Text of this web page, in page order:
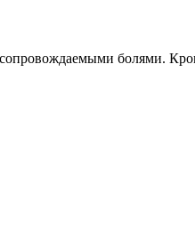
болями.